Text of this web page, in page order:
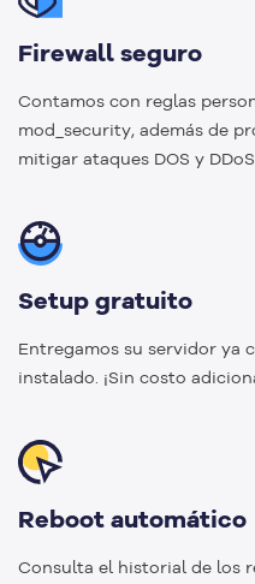
Firewall seguro
Contamos con reglas
mod_security, además de
mitigar ataques DOS y
Setup gratuito
Entregamos su servidor ya
instalado. ¡Sin costo
Reboot automático
Consulta el historial de los